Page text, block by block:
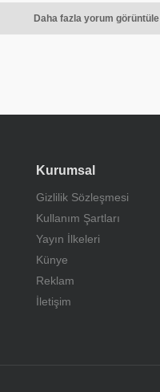
Daha fazla yorum görüntüle
Kurumsal
Gizlilik Sözleşmesi
Kullanım Şartları
Yayın İlkeleri
Künye
Reklam
İletişim